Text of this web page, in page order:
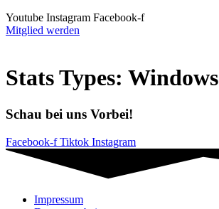
Youtube Instagram Facebook-f
Mitglied werden
Stats Types: Windows
Schau bei uns Vorbei!
Facebook-f Tiktok Instagram
Impressum